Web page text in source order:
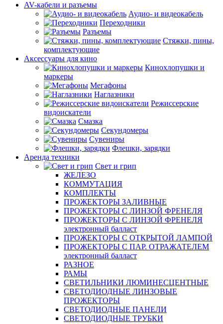
AV-кабели и разъемы
Аудио- и видеокабель
Переходники
Разъемы
Стяжки, пины,
комплектующие
Аксессуары для кино
Кинохлопушки и
маркеры
Мегафоны
Наглазники
Режиссерские
видоискатели
Смазка
Секундомеры
Сувениры
Флешки, зарядки
Аренда техники
Свет и грип
ЖЕЛЕЗО
КОММУТАЦИЯ
КОМПЛЕКТЫ
ПРОЖЕКТОРЫ ЗАЛИВНЫЕ
ПРОЖЕКТОРЫ С ЛИНЗОЙ ФРЕНЕЛЯ
ПРОЖЕКТОРЫ С ЛИНЗОЙ ФРЕНЕЛЯ
электронный балласт
ПРОЖЕКТОРЫ С ОТКРЫТОЙ ЛАМПОЙ
ПРОЖЕКТОРЫ С ПАР. ОТРАЖАТЕЛЕМ
электронный балласт
РАЗНОЕ
РАМЫ
СВЕТИЛЬНИКИ ЛЮМИНЕСЦЕНТНЫЕ
СВЕТОДИОДНЫЕ ЛИНЗОВЫЕ
ПРОЖЕКТОРЫ
СВЕТОДИОДНЫЕ ПАНЕЛИ
СВЕТОДИОДНЫЕ ТРУБКИ